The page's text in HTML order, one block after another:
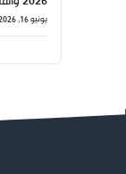
يونيو 16, 2026